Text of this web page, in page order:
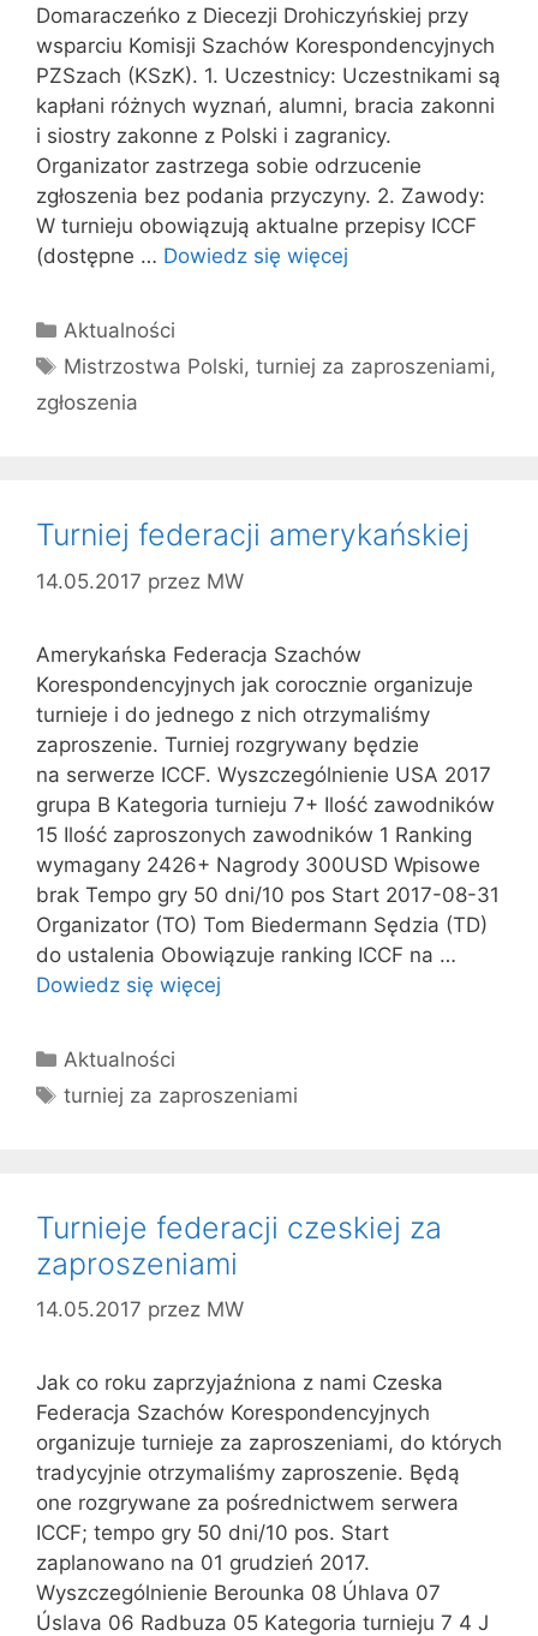
Domaraczeńko z Diecezji Drohiczyńskiej przy
wsparciu Komisji Szachów Korespondencyjnych
PZSzach (KSzK). 1. Uczestnicy: Uczestnikami są
kapłani różnych wyznań, alumni, bracia zakonni
i siostry zakonne z Polski i zagranicy.
Organizator zastrzega sobie odrzucenie
zgłoszenia bez podania przyczyny. 2. Zawody:
W turnieju obowiązują aktualne przepisy ICCF
(dostępne … Dowiedz się więcej
Kategorie
Aktualności
Tagi
Mistrzostwa Polski,turniej za zaproszeniami,
zgłoszenia
Turniej federacji amerykańskiej
14.05.2017 przez MW
Amerykańska Federacja Szachów
Korespondencyjnych jak corocznie organizuje
turnieje i do jednego z nich otrzymaliśmy
zaproszenie. Turniej rozgrywany będzie
na serwerze ICCF. Wyszczególnienie USA 2017
grupa B Kategoria turnieju 7+ Ilość zawodników
15 Ilość zaproszonych zawodników 1 Ranking
wymagany 2426+ Nagrody 300USD Wpisowe
brak Tempo gry 50 dni/10 pos Start 2017-08-31
Organizator (TO) Tom Biedermann Sędzia (TD)
do ustalenia Obowiązuje ranking ICCF na …
Dowiedz się więcej
Kategorie
Aktualności
Tagi
turniej za zaproszeniami
Turnieje federacji czeskiej za
zaproszeniami
14.05.2017 przez MW
Jak co roku zaprzyjaźniona z nami Czeska
Federacja Szachów Korespondencyjnych
organizuje turnieje za zaproszeniami, do których
tradycyjnie otrzymaliśmy zaproszenie. Będą
one rozgrywane za pośrednictwem serwera
ICCF; tempo gry 50 dni/10 pos. Start
zaplanowano na 01 grudzień 2017.
Wyszczególnienie Berounka 08 Úhlava 07
Úslava 06 Radbuza 05 Kategoria turnieju 7 4 J